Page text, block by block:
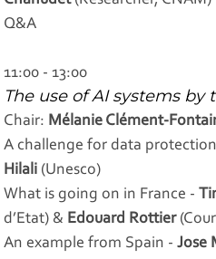
Q&A
11:00 - 13:00
The use of AI systems by
Chair: Mélanie Clément-
A challenge for data
Hilali (Unesco)
What is going on in France -
d’Etat) & Edouard Rottier
An example from Spain -Jose